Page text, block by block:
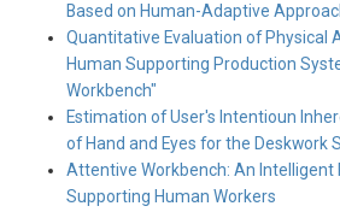
Based on Human-Adaptive
Quantitative Evaluation of Physical
Human Supporting Production
Workbench"
Estimation of User's Intentioun
of Hand and Eyes for the Deskwork
Attentive Workbench: An Intelligent
Supporting Human Workers